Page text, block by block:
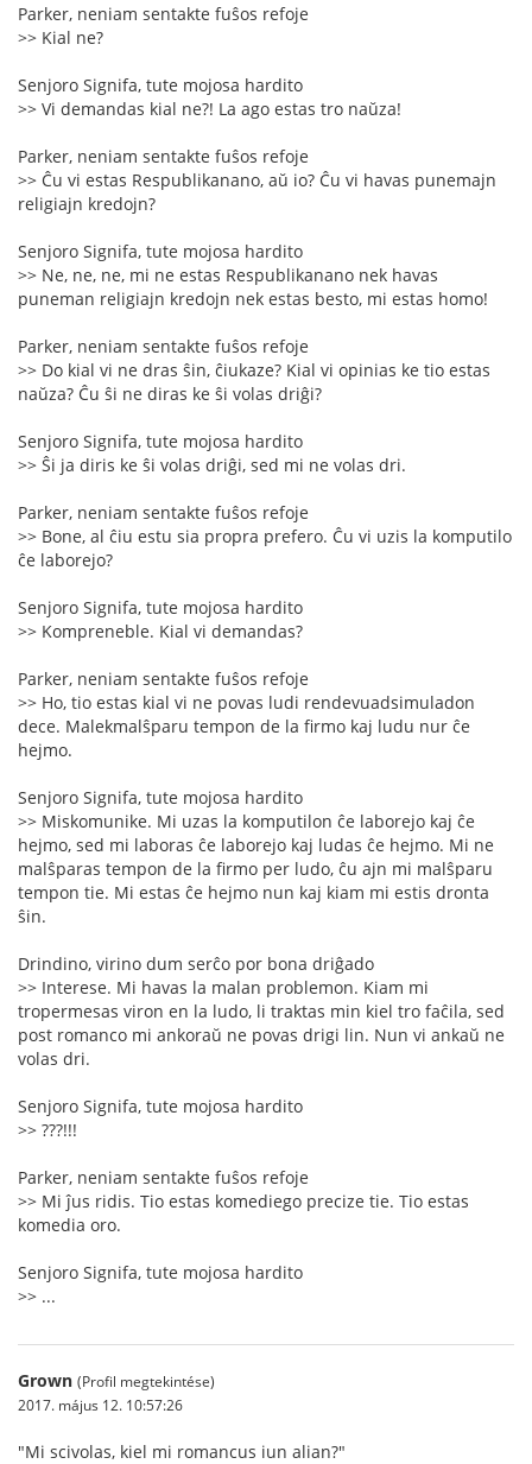
Parker, neniam sentakte fuŝos refoje
>> Kial ne?
Senjoro Signifa, tute mojosa hardito
>> Vi demandas kial ne?! La ago estas tro naŭza!
Parker, neniam sentakte fuŝos refoje
>> Ĉu vi estas Respublikanano, aŭ io? Ĉu vi havas punemajn
religiajn kredojn?
Senjoro Signifa, tute mojosa hardito
>> Ne, ne, ne, mi ne estas Respublikanano nek havas
puneman religiajn kredojn nek estas besto, mi estas homo!
Parker, neniam sentakte fuŝos refoje
>> Do kial vi ne dras ŝin, ĉiukaze? Kial vi opinias ke tio estas
naŭza? Ĉu ŝi ne diras ke ŝi volas driĝi?
Senjoro Signifa, tute mojosa hardito
>> Ŝi ja diris ke ŝi volas driĝi, sed mi ne volas dri.
Parker, neniam sentakte fuŝos refoje
>> Bone, al ĉiu estu sia propra prefero. Ĉu vi uzis la komputilo
ĉe laborejo?
Senjoro Signifa, tute mojosa hardito
>> Kompreneble. Kial vi demandas?
Parker, neniam sentakte fuŝos refoje
>> Ho, tio estas kial vi ne povas ludi rendevuadsimuladon
dece. Malekmalŝparu tempon de la firmo kaj ludu nur ĉe
hejmo.
Senjoro Signifa, tute mojosa hardito
>> Miskomunike. Mi uzas la komputilon ĉe laborejo kaj ĉe
hejmo, sed mi laboras ĉe laborejo kaj ludas ĉe hejmo. Mi ne
malŝparas tempon de la firmo per ludo, ĉu ajn mi malŝparu
tempon tie. Mi estas ĉe hejmo nun kaj kiam mi estis dronta
ŝin.
Drindino, virino dum serĉo por bona driĝado
>> Interese. Mi havas la malan problemon. Kiam mi
tropermesas viron en la ludo, li traktas min kiel tro faĉila, sed
post romanco mi ankoraŭ ne povas drigi lin. Nun vi ankaŭ ne
volas dri.
Senjoro Signifa, tute mojosa hardito
>> ???!!!
Parker, neniam sentakte fuŝos refoje
>> Mi ĵus ridis. Tio estas komediego precize tie. Tio estas
komedia oro.
Senjoro Signifa, tute mojosa hardito
>> ...
Grown (Profil megtekintése)
2017. május 12. 10:57:26
"Mi scivolas, kiel mi romancus iun alian?"